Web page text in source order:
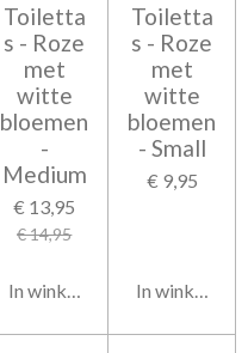
Toiletta
s - Roze
met
witte
bloemen
-
Medium
€ 13,95
€ 14,95
In winkelwagen
Toiletta
s - Roze
met
witte
bloemen
- Small
€ 9,95
In